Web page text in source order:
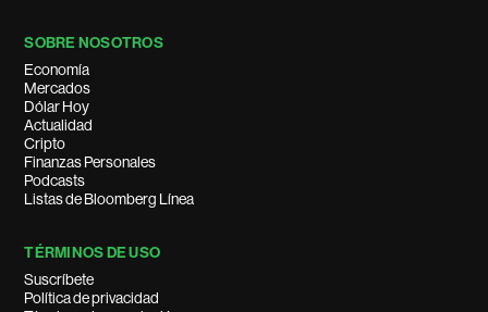
SOBRE NOSOTROS
Economía
Mercados
Dólar Hoy
Actualidad
Cripto
Finanzas Personales
Podcasts
Listas de Bloomberg Línea
TÉRMINOS DE USO
Suscríbete
Política de privacidad